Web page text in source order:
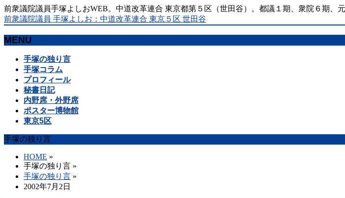
前衆議院議員手塚よしおWEB。中道改革連合 東京都第５区（世田谷）。都議１期、衆院６期、
前衆議院議員 手塚よしお：中道改革連合 東京５区 世田谷
MENU
手塚の独り言
手塚コラム
プロフィール
秘書日記
内野席・外野席
ポスター博物館
東京5区
手塚の独り言
HOME »
手塚の独り言 »
手塚の独り言 »
2002年7月2日